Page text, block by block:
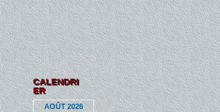
CALENDRI
ER
AOÛT 2026